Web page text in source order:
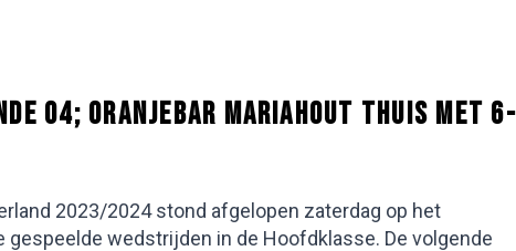
04; ORANJEBAR MARIAHOUT THUIS MET
2023/2024 stond afgelopen zaterdag op het
wedstrijden in de Hoofdklasse. De volgende